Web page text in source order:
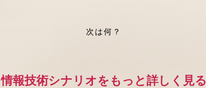
次は何？
情報技術シナリオをもっと詳しく見る